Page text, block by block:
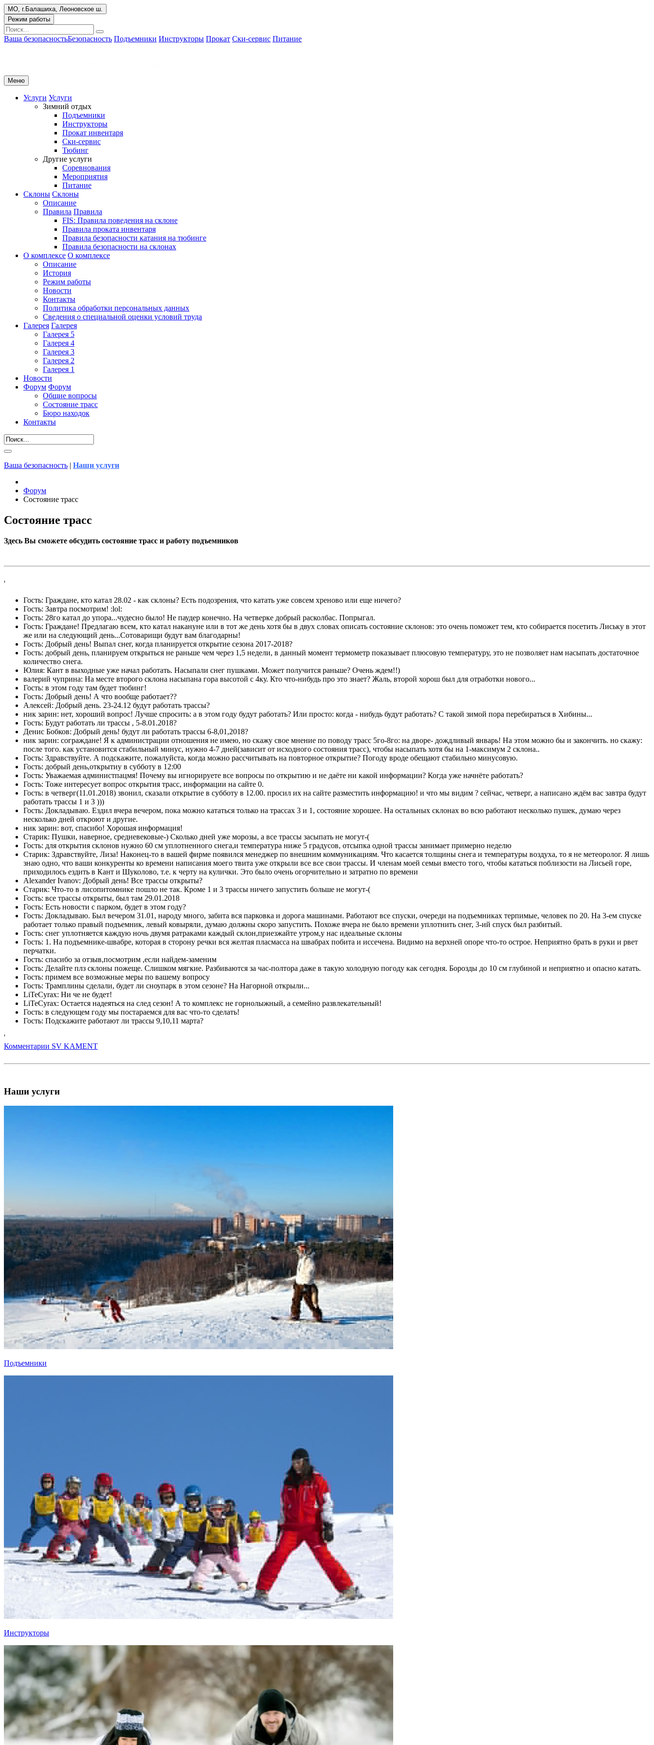
МО, г.Балашиха, Леоновское ш.
Режим работы
Ваша безопасностьБезопасность Подъемники Инструкторы Прокат Ски-сервис Питание
Меню
Услуги Услуги
Зимний отдых
Подъемники
Инструкторы
Прокат инвентаря
Ски-сервис
Тюбинг
Другие услуги
Соревнования
Мероприятия
Питание
Склоны Склоны
Описание
Правила Правила
FIS: Правила поведения на склоне
Правила проката инвентаря
Правила безопасности катания на тюбинге
Правила безопасности на склонах
О комплексе О комплексе
Описание
История
Режим работы
Новости
Контакты
Политика обработки персональных данных
Сведения о специальной оценки условий труда
Галерея Галерея
Галерея 5
Галерея 4
Галерея 3
Галерея 2
Галерея 1
Новости
Форум Форум
Общие вопросы
Состояние трасс
Бюро находок
Контакты
Ваша безопасность | Наши услуги
Форум
Состояние трасс
Состояние трасс
Здесь Вы сможете обсудить состояние трасс и работу подъемников
'
Гость: Граждане, кто катал 28.02 - как склоны? Есть подозрения, что катать уже совсем хреново или еще ничего?
Гость: Завтра посмотрим! :lol:
Гость: 28го катал до упора...чудесно было! Не паудер конечно. На четверке добрый расколбас. Попрыгал.
Гость: Граждане! Предлагаю всем, кто катал накануне или в тот же день хотя бы в двух словах описать состояние склонов: это очень поможет тем, кто собирается посетить Лиську в этот
же или на следующий день...Сотоварищи будут вам благодарны!
Гость: Добрый день! Выпал снег, когда планируется открытие сезона 2017-2018?
Гость: добрый день, планируем открыться не раньше чем через 1,5 недели, в данный момент термометр показывает плюсовую температуру, это не позволяет нам насыпать достаточное
количество снега.
Юлия: Кант в выходные уже начал работать. Насыпали снег пушками. Может получится раньше? Очень ждем!!)
валерий чуприна: На месте второго склона насыпана гора высотой с 4ку. Кто что-нибудь про это знает? Жаль, второй хорош был для отработки нового...
Гость: в этом году там будет тюбинг!
Гость: Добрый день! А что вообще работает??
Алексей: Добрый день. 23-24.12 будут работать трассы?
ник зарин: нет, хороший вопрос! Лучше спросить: а в этом году будут работать? Или просто: когда - нибудь будут работать? С такой зимой пора перебираться в Хибины...
Гость: Будут работать ли трассы , 5-8.01.2018?
Денис Бобков: Добрый день! будут ли работать трассы 6-8,01,2018?
ник зарин: сограждане! Я к администрации отношения не имею, но скажу свое мнение по поводу трасс 5го-8го: на дворе- дождливый январь! На этом можно бы и закончить. но скажу:
после того. как установится стабильный минус, нужно 4-7 дней(зависит от исходного состояния трасс), чтобы насыпать хотя бы на 1-максимум 2 склона..
Гость: Здравствуйте. А подскажите, пожалуйста, когда можно рассчитывать на повторное открытие? Погоду вроде обещают стабильно минусовую.
Гость: добрый день,открытиу в субботу в 12:00
Гость: Уважаемая администпацмя! Почему вы игнорируете все вопросы по открытию и не даёте ни какой информации? Когда уже начнёте работать?
Гость: Тоже интересует вопрос открытия трасс, информации на сайте 0.
Гость: в четверг(11.01.2018) звонил, сказали открытие в субботу в 12.00. просил их на сайте разместить информацию! и что мы видим ? сейчас, четверг, а написано ждём вас завтра будут
работать трассы 1 и 3 )))
Гость: Докладываю. Ездил вчера вечером, пока можно кататься только на трассах 3 и 1, состояние хорошее. На остальных склонах во всю работают несколько пушек, думаю через
несколько дней откроют и другие.
ник зарин: вот, спасибо! Хорошая информация!
Старик: Пушки, наверное, средневековые-) Сколько дней уже морозы, а все трассы засыпать не могут-(
Гость: для открытия склонов нужно 60 см уплотненного снега,и температура ниже 5 градусов, отсыпка одной трассы занимает примерно неделю
Старик: Здравствуйте, Лиза! Наконец-то в вашей фирме появился менеджер по внешним коммуникациям. Что касается толщины снега и температуры воздуха, то я не метеоролог. Я лишь
знаю одно, что ваши конкуренты ко времени написания моего твита уже открыли все все свои трассы. И членам моей семьи вместо того, чтобы кататься поблизости на Лисьей горе,
приходилось ездить в Кант и Шуколово, т.е. к черту на кулички. Это было очень огорчительно и затратно по времени
Alexander Ivanov: Добрый день! Все трассы открыты?
Старик: Что-то в лисопитомнике пошло не так. Кроме 1 и 3 трассы ничего запустить больше не могут-(
Гость: все трассы открыты, был там 29.01.2018
Гость: Есть новости с парком, будет в этом году?
Гость: Докладываю. Был вечером 31.01, народу много, забита вся парковка и дорога машинами. Работают все спуски, очереди на подъемниках терпимые, человек по 20. На 3-ем спуске
работает только правый подъемник, левый ковыряли, думаю должны скоро запустить. Похоже вчера не было времени уплотнить снег, 3-ий спуск был разбитый.
Гость: снег уплотняется каждую ночь двумя ратраками каждый склон,приезжайте утром,у нас идеальные склоны
Гость: 1. На подъемнике-швабре, которая в сторону речки вся желтая пласмасса на швабрах побита и иссечена. Видимо на верхней опоре что-то острое. Неприятно брать в руки и рвет
перчатки.
Гость: спасибо за отзыв,посмотрим ,если найдем-заменим
Гость: Делайте плз склоны пожеще. Слишком мягкие. Разбиваются за час-полтора даже в такую холодную погоду как сегодня. Борозды до 10 см глубиной и неприятно и опасно катать.
Гость: примем все возможные меры по вашему вопросу
Гость: Трамплины сделали, будет ли сноупарк в этом сезоне? На Нагорной открыли...
LiTeCyrax: Ни че не будет!
LiTeCyrax: Остается надеяться на след сезон! А то комплекс не горнолыжный, а семейно развлекательный!
Гость: в следующем году мы постараемся для вас что-то сделать!
Гость: Подскажите работают ли трассы 9,10,11 марта?
'
Комментарии SV KAMENT
Наши услуги
Подъемники
Инструкторы